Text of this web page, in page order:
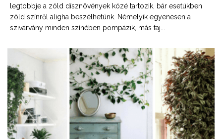
legtöbbje a zöld dísznövények közé tartozik, bár esetükben
zöld színről aligha beszélhetünk. Némelyik egyenesen a
szivárvány minden színében pompázik, más faj...